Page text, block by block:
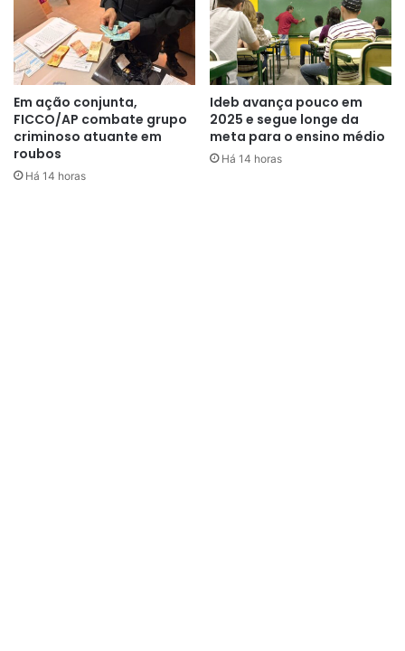
Em ação conjunta,
FICCO/AP combate grupo
criminoso atuante em
roubos
Há 14 horas
Ideb avança pouco em
2025 e segue longe da
meta para o ensino médio
Há 14 horas